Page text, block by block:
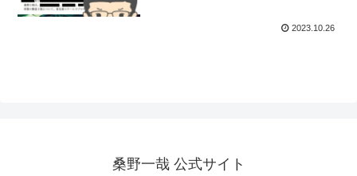
2023.10.26
桑野一哉 公式サイト